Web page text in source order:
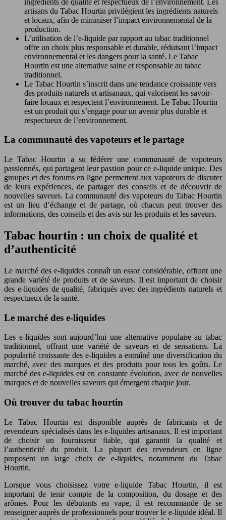
artisans du Tabac Hourtin privilégient les ingrédients naturels
et locaux, afin de minimiser l’impact environnemental de la
production.
L’utilisation de l’e-liquide par rapport au tabac traditionnel
offre un choix plus responsable et durable, réduisant l’impact
environnemental et les dangers pour la santé. Le Tabac
Hourtin est une alternative saine et responsable au tabac
traditionnel.
Le Tabac Hourtin s’inscrit dans une tendance croissante vers
des produits naturels et artisanaux, qui valorisent les savoir-
faire locaux et respectent l’environnement. Le Tabac Hourtin
est un produit qui s’engage pour un avenir plus durable et
respectueux de l’environnement.
La communauté des vapoteurs et le partage
Le Tabac Hourtin a su fédérer une communauté de vapoteurs
passionnés, qui partagent leur passion pour ce e-liquide unique. Des
groupes et des forums en ligne permettent aux vapoteurs de discuter
de leurs expériences, de partager des conseils et de découvrir de
nouvelles saveurs. La communauté des vapoteurs du Tabac Hourtin
est un lieu d’échange et de partage, où chacun peut trouver des
informations, des conseils et des avis sur les produits et les saveurs.
Tabac hourtin : un choix de qualité et
d’authenticité
Le marché des e-liquides connaît un essor considérable, offrant une
grande variété de produits et de saveurs. Il est important de choisir
des e-liquides de qualité, fabriqués avec des ingrédients naturels et
respectueux de la santé.
Le marché des e-liquides
Les e-liquides sont aujourd’hui une alternative populaire au tabac
traditionnel, offrant une variété de saveurs et de sensations. La
popularité croissante des e-liquides a entraîné une diversification du
marché, avec des marques et des produits pour tous les goûts. Le
marché des e-liquides est en constante évolution, avec de nouvelles
marques et de nouvelles saveurs qui émergent chaque jour.
Où trouver du tabac hourtin
Le Tabac Hourtin est disponible auprès de fabricants et de
revendeurs spécialisés dans les e-liquides artisanaux. Il est important
de choisir un fournisseur fiable, qui garantit la qualité et
l’authenticité du produit. La plupart des revendeurs en ligne
proposent un large choix de e-liquides, notamment du Tabac
Hourtin.
Lorsque vous choisissez votre e-liquide Tabac Hourtin, il est
important de tenir compte de la composition, du dosage et des
arômes. Pour les débutants en vape, il est recommandé de se
renseigner auprès de professionnels pour trouver le e-liquide idéal. Il